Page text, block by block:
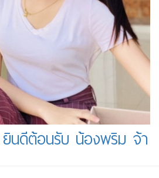
นดีต้อนรับ น้องพริม จ้า